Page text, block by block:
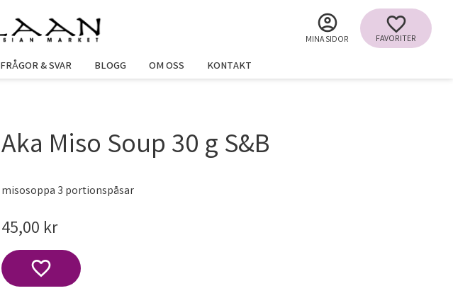
MINA SIDOR
FAVORITER
FRÅGOR & SVAR BLOGG OM OSS KONTAKT
Aka Miso Soup 30 g S&B
misosoppa 3 portionspåsar
45,00 kr
Lägg till i favoriter